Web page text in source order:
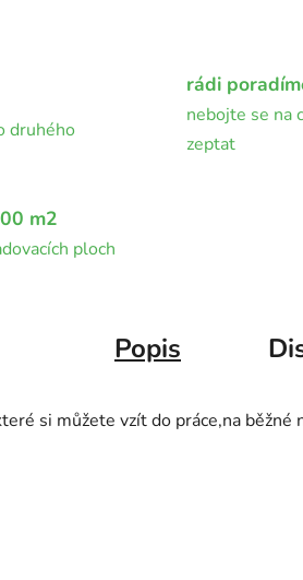
druhého
rádi
nebojte se na
zeptat
m2
ploch
Popis
si můžete vzít do práce,na běžné